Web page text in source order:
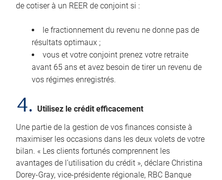
de cotiser à un REER de conjoint si :
le fractionnement du revenu ne donne pas de
résultats optimaux ;
vous et votre conjoint prenez votre retraite
avant 65 ans et avez besoin de tirer un revenu de
vos régimes enregistrés.
4.
Utilisez le crédit efficacement
Une partie de la gestion de vos finances consiste à
maximiser les occasions dans les deux volets de votre
bilan. « Les clients fortunés comprennent les
avantages de l’utilisation du crédit », déclare Christina
Dorey-Gray, vice-présidente régionale, RBC Banque